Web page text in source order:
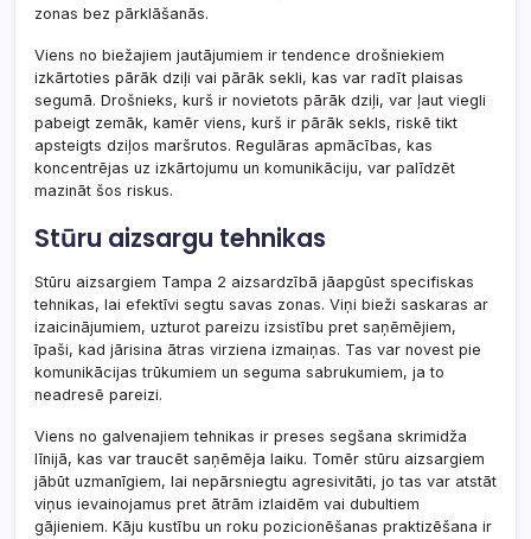
zonas bez pārklāšanās.
Viens no biežajiem jautājumiem ir tendence drošniekiem
izkārtoties pārāk dziļi vai pārāk sekli, kas var radīt plaisas
segumā. Drošnieks, kurš ir novietots pārāk dziļi, var ļaut viegli
pabeigt zemāk, kamēr viens, kurš ir pārāk sekls, riskē tikt
apsteigts dziļos maršrutos. Regulāras apmācības, kas
koncentrējas uz izkārtojumu un komunikāciju, var palīdzēt
mazināt šos riskus.
Stūru aizsargu tehnikas
Stūru aizsargiem Tampa 2 aizsardzībā jāapgūst specifiskas
tehnikas, lai efektīvi segtu savas zonas. Viņi bieži saskaras ar
izaicinājumiem, uzturot pareizu izsistību pret saņēmējiem,
īpaši, kad jārisina ātras virziena izmaiņas. Tas var novest pie
komunikācijas trūkumiem un seguma sabrukumiem, ja to
neadresē pareizi.
Viens no galvenajiem tehnikas ir preses segšana skrimidža
līnijā, kas var traucēt saņēmēja laiku. Tomēr stūru aizsargiem
jābūt uzmanīgiem, lai nepārsniegtu agresivitāti, jo tas var atstāt
viņus ievainojamus pret ātrām izlaidēm vai dubultiem
gājieniem. Kāju kustību un roku pozicionēšanas praktizēšana ir